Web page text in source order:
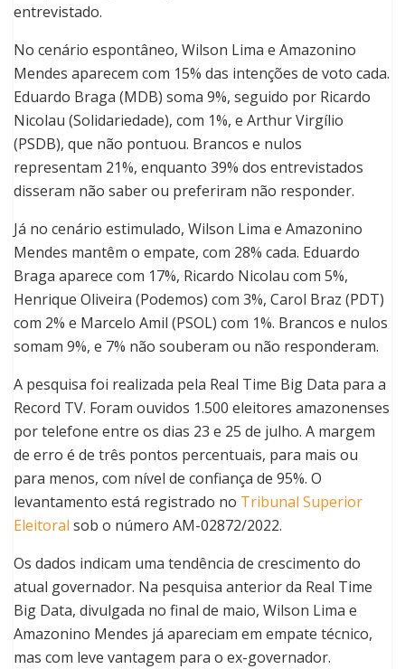
entrevistado.
No cenário espontâneo, Wilson Lima e Amazonino
Mendes aparecem com 15% das intenções de voto cada.
Eduardo Braga (MDB) soma 9%, seguido por Ricardo
Nicolau (Solidariedade), com 1%, e Arthur Virgílio
(PSDB), que não pontuou. Brancos e nulos
representam 21%, enquanto 39% dos entrevistados
disseram não saber ou preferiram não responder.
Já no cenário estimulado, Wilson Lima e Amazonino
Mendes mantêm o empate, com 28% cada. Eduardo
Braga aparece com 17%, Ricardo Nicolau com 5%,
Henrique Oliveira (Podemos) com 3%, Carol Braz (PDT)
com 2% e Marcelo Amil (PSOL) com 1%. Brancos e nulos
somam 9%, e 7% não souberam ou não responderam.
A pesquisa foi realizada pela Real Time Big Data para a
Record TV. Foram ouvidos 1.500 eleitores amazonenses
por telefone entre os dias 23 e 25 de julho. A margem
de erro é de três pontos percentuais, para mais ou
para menos, com nível de confiança de 95%. O
levantamento está registrado no Tribunal Superior
Eleitoral sob o número AM-02872/2022.
Os dados indicam uma tendência de crescimento do
atual governador. Na pesquisa anterior da Real Time
Big Data, divulgada no final de maio, Wilson Lima e
Amazonino Mendes já apareciam em empate técnico,
mas com leve vantagem para o ex-governador.